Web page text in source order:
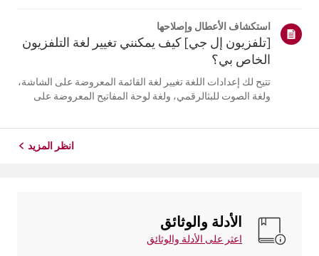
استكشاف الأعطال وإصلاحها
[تلفزيون إل جي] كيف يمكنني تغيير لغة التلفزيون
الخاص بي؟
تتيح لك إعدادات اللغة تغيير لغة القائمة المعروضة على الشاشة،
ولغة الصوت للبثالرقمي، ولغة لوحة المفاتيح المعروضة على
انظر المزيد
الأدلة والوثائق
اعثر على الأدلة والوثائق